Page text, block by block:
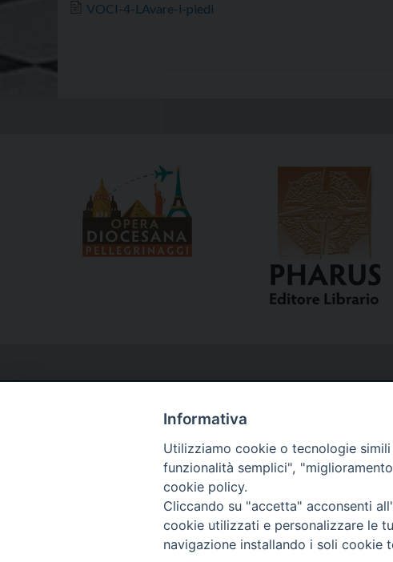
VOCI-4-LAvare-i-piedi
Via del Seminario, 61 - 57122 Livorno LI
Tel. 0586 276211
Informativa
Utilizziamo cookie o tecnologie
funzionalità semplici",
cookie policy.
Cliccando su "accetta" acconsenti
cookie utilizzati e personalizzare le
navigazione installando i soli cookie